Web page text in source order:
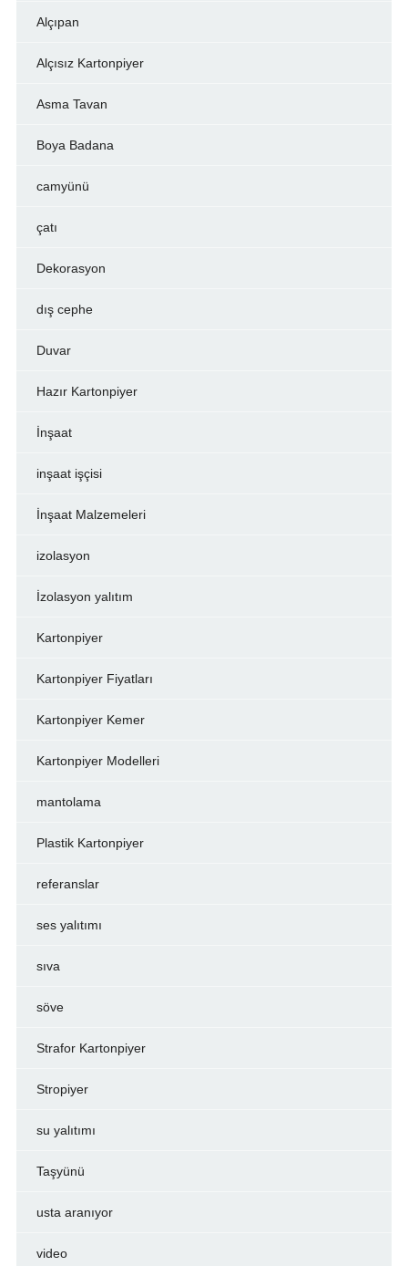
Alçıpan
Alçısız Kartonpiyer
Asma Tavan
Boya Badana
camyünü
çatı
Dekorasyon
dış cephe
Duvar
Hazır Kartonpiyer
İnşaat
inşaat işçisi
İnşaat Malzemeleri
izolasyon
İzolasyon yalıtım
Kartonpiyer
Kartonpiyer Fiyatları
Kartonpiyer Kemer
Kartonpiyer Modelleri
mantolama
Plastik Kartonpiyer
referanslar
ses yalıtımı
sıva
söve
Strafor Kartonpiyer
Stropiyer
su yalıtımı
Taşyünü
usta aranıyor
video